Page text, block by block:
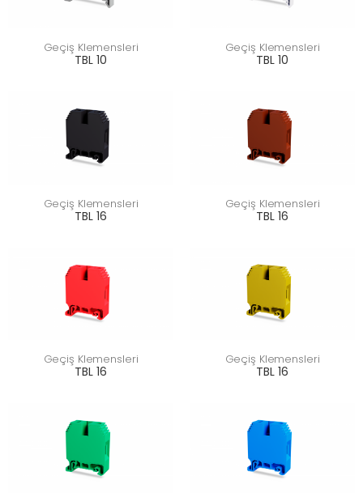
Geçiş Klemensleri
TBL 10
Geçiş Klemensleri
TBL 10
Geçiş Klemensleri
TBL 16
Geçiş Klemensleri
TBL 16
Geçiş Klemensleri
TBL 16
Geçiş Klemensleri
TBL 16